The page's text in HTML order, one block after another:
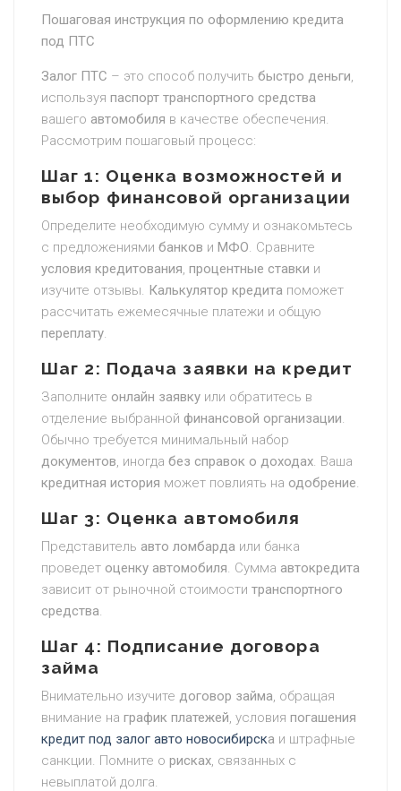
Пошаговая инструкция по оформлению кредита
под ПТС
Залог ПТС – это способ получить быстро деньги,
используя паспорт транспортного средства
вашего автомобиля в качестве обеспечения.
Рассмотрим пошаговый процесс:
Шаг 1: Оценка возможностей и
выбор финансовой организации
Определите необходимую сумму и ознакомьтесь
с предложениями банков и МФО. Сравните
условия кредитования, процентные ставки и
изучите отзывы. Калькулятор кредита поможет
рассчитать ежемесячные платежи и общую
переплату.
Шаг 2: Подача заявки на кредит
Заполните онлайн заявку или обратитесь в
отделение выбранной финансовой организации.
Обычно требуется минимальный набор
документов, иногда без справок о доходах. Ваша
кредитная история может повлиять на одобрение.
Шаг 3: Оценка автомобиля
Представитель авто ломбарда или банка
проведет оценку автомобиля. Сумма автокредита
зависит от рыночной стоимости транспортного
средства.
Шаг 4: Подписание договора
займа
Внимательно изучите договор займа, обращая
внимание на график платежей, условия погашения
кредит под залог авто новосибирска и штрафные
санкции. Помните о рисках, связанных с
невыплатой долга.